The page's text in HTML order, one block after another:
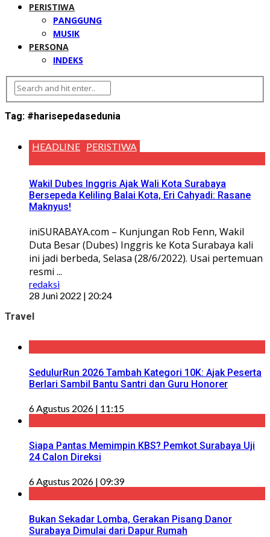
PERISTIWA
PANGGUNG
MUSIK
PERSONA
INDEKS
Tag: #harisepedasedunia
HEADLINE PERISTIWA
Wakil Dubes Inggris Ajak Wali Kota Surabaya
Bersepeda Keliling Balai Kota, Eri Cahyadi: Rasane
Maknyus!
iniSURABAYA.com – Kunjungan Rob Fenn, Wakil
Duta Besar (Dubes) Inggris ke Kota Surabaya kali
ini jadi berbeda, Selasa (28/6/2022). Usai pertemuan
resmi ...
redaksi
28 Juni 2022 | 20:24
Travel
SedulurRun 2026 Tambah Kategori 10K: Ajak Peserta
Berlari Sambil Bantu Santri dan Guru Honorer
6 Agustus 2026 | 11:15
Siapa Pantas Memimpin KBS? Pemkot Surabaya Uji
24 Calon Direksi
6 Agustus 2026 | 09:39
Bukan Sekadar Lomba, Gerakan Pisang Danor
Surabaya Dimulai dari Dapur Rumah